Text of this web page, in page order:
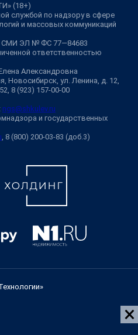
(18+)
службой по надзору в сфере
и массовых коммуникаций
СМИ ЭЛ № ФС 77—84683
ответственностью
Александровна
Новосибирск, ул. Ленина, д. 12,
8 (923) 157-00-00
ngs@shkulev.ru
и государственных
, 8 (800) 200-03-83 (доб.3)